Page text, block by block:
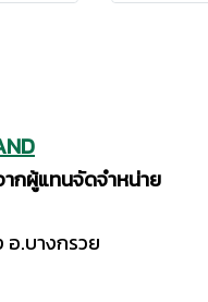
กผู้แทนจัดจำหน่าย
อ.บางกรวย